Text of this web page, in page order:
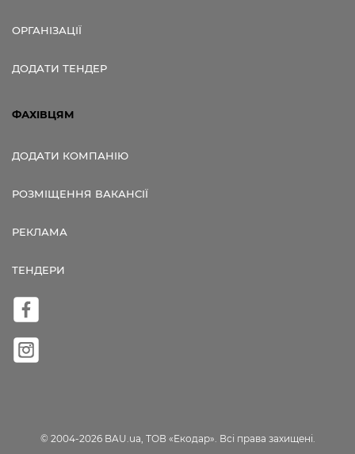
ОРГАНІЗАЦІЇ
ДОДАТИ ТЕНДЕР
ФАХІВЦЯМ
ДОДАТИ КОМПАНІЮ
РОЗМІЩЕННЯ ВАКАНСІЇ
РЕКЛАМА
ТЕНДЕРИ
© 2004-2026 BAU.ua, ТОВ «Екодар». Всі права захищені.